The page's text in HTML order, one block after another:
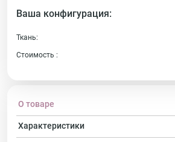
О товаре
Характеристики
Ваша конфигурация:
Ткань:
Стоимость :